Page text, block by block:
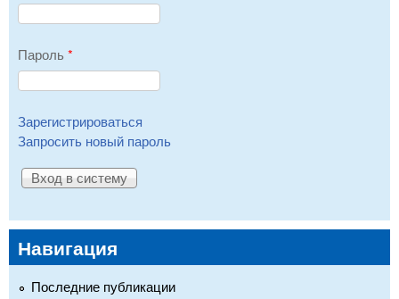
Пароль *
Зарегистрироваться
Запросить новый пароль
Навигация
Последние публикации